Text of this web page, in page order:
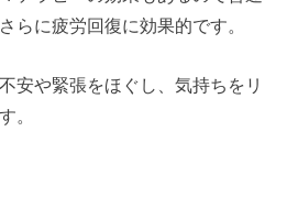
らに疲労回復に効果的です。
安や緊張をほぐし、気持ちをリ
。